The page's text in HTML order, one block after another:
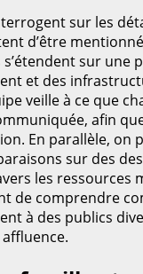
sur les
d’être
s’étendent sur
et des
veille à ce que
afin
En parallèle, on
sur des
les ressources
de comprendre
à des publics